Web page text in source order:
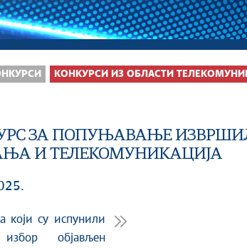
КОНКУРСИ ИЗ ОБЛАСТИ
ЗА ПОПУЊАВАЊЕ
И ТЕЛЕКОМУНИКАЦИЈА
који су испунили
објављен